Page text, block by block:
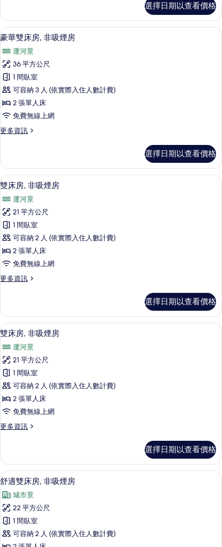
雙
人
床,
非
吸
煙
房
的
所
有
客
房,
1
加
大
雙
人
床,
非
吸
煙
的
選擇日期以查看價格
顯
示
豪
華
雙
床
房,
非
吸
房
的
所
有
相
片
高級寢具、客房內保險箱、書桌、熨
5
豪華雙床房, 非吸煙房
運河景
36 平方公尺
1 間臥室
可容納 3 人 (依實際入住人數計費)
2 張單人床
免費無線上網
更多資訊
更
雙
床
房,
吸
煙
房
的
詳
情
選擇日期以查看價格
顯
示
雙
床
房,
非
吸
煙
房
所
有
相
片
高級寢具、客房內保險箱、書桌、熨
5
雙床房, 非吸煙房
運河景
21 平方公尺
1 間臥室
可容納 2 人 (依實際入住人數計費)
2 張單人床
免費無線上網
更多資訊
更
房,
非
吸
房
的
詳
情
選擇日期以查看價格
顯
示
雙
床
房,
非
吸
煙
房
所
有
相
片
高級寢具、客房內保險箱、書桌、熨
5
雙床房, 非吸煙房
運河景
21 平方公尺
1 間臥室
可容納 2 人 (依實際入住人數計費)
2 張單人床
免費無線上網
更多資訊
更
房,
非
吸
房
的
詳
情
選擇日期以查看價格
顯
示
舒
適
雙
床
高級寢具、客房內保險箱、書桌、熨
5
舒適雙床房, 非吸煙房
城市景
22 平方公尺
1 間臥室
可容納 2 人 (依實際入住人數計費)